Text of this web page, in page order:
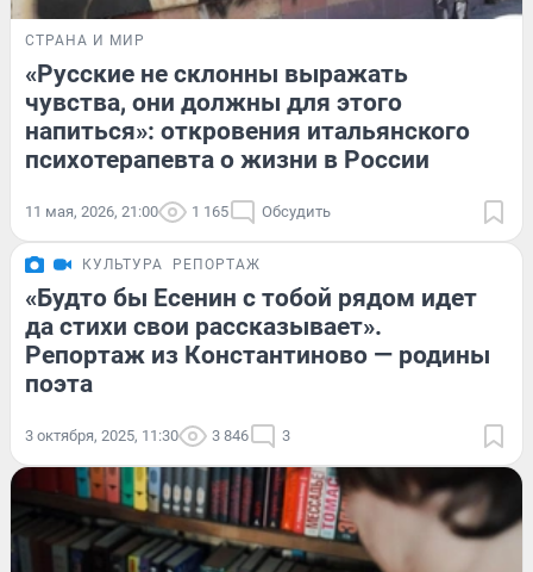
СТРАНА И МИР
«Русские не склонны выражать
чувства, они должны для этого
напиться»: откровения итальянского
психотерапевта о жизни в России
11 мая, 2026, 21:00 1 165 Обсудить
КУЛЬТУРА РЕПОРТАЖ
«Будто бы Есенин с тобой рядом идет
да стихи свои рассказывает».
Репортаж из Константиново — родины
поэта
3 октября, 2025, 11:30 3 846 3